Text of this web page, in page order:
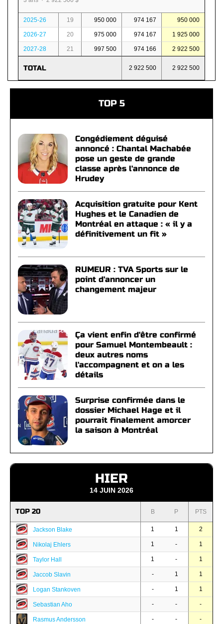
2025-26 19 950 000 974 167 950 000
2026-27 20 975 000 974 167 1 925 000
2027-28 21 997 500 974 166 2 922 500
TOTAL 2 922 500 2 922 500
TOP 5
Congédiement déguisé
annoncé : Chantal Machabée
pose un geste de grande
classe après l'annonce de
Hrudey
Acquisition gratuite pour Kent
Hughes et le Canadien de
Montréal en attaque : « il y a
définitivement un fit »
RUMEUR : TVA Sports sur le
point d'annoncer un
changement majeur
Ça vient enfin d'être confirmé
pour Samuel Montembeault :
deux autres noms
l'accompagnent et on a les
détails
Surprise confirmée dans le
dossier Michael Hage et il
pourrait finalement amorcer
la saison à Montréal
HIER
14 JUIN 2026
TOP 20 B P PTS
Jackson Blake 1 1 2
Nikolaj Ehlers 1 - 1
Taylor Hall 1 - 1
Jaccob Slavin - 1 1
Logan Stankoven - 1 1
Sebastian Aho - - -
Rasmus Andersson - - -